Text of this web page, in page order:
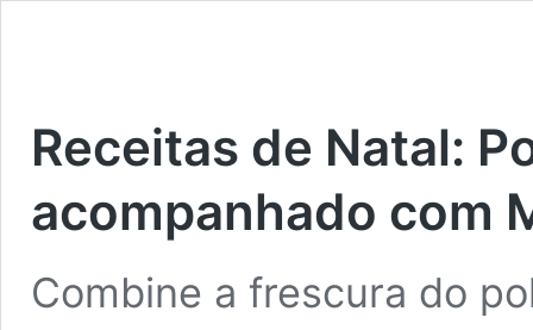
Receitas de Natal:
acompanhado com
Combine a frescura do